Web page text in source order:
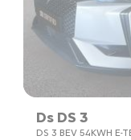
Ds DS 3
DS 3 BEV 54KWH E-